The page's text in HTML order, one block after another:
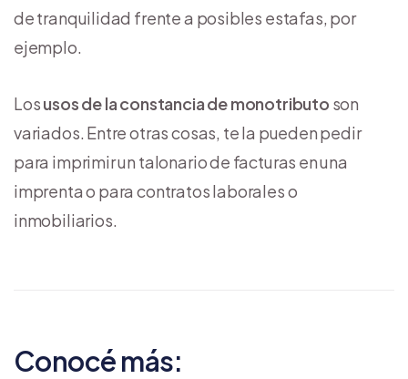
de tranquilidad frente a posibles estafas, por
ejemplo.
Losusos de la constancia de monotributo son
variados. Entre otras cosas, te la pueden pedir
para imprimir un talonario de facturas en una
imprenta o para contratos laborales o
inmobiliarios.
Conocé más: